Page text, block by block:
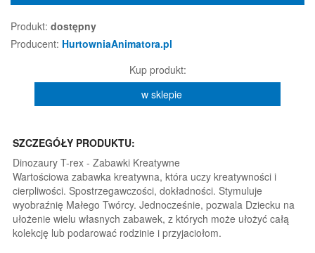
Produkt: dostępny
Producent: HurtowniaAnimatora.pl
Kup produkt:
w sklepie
SZCZEGÓŁY PRODUKTU:
Dinozaury T-rex - Zabawki Kreatywne
Wartościowa zabawka kreatywna, która uczy kreatywności i
cierpliwości. Spostrzegawczości, dokładności. Stymuluje
wyobraźnię Małego Twórcy. Jednocześnie, pozwala Dziecku na
ułożenie wielu własnych zabawek, z których może ułożyć całą
kolekcję lub podarować rodzinie i przyjaciołom.